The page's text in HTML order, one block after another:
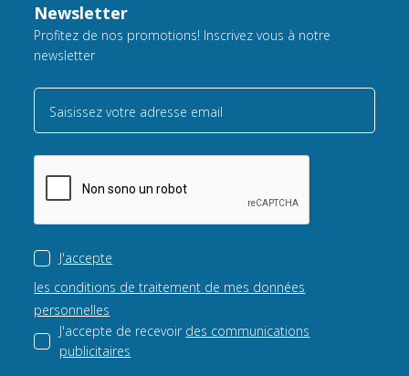
Newsletter
Profitez de nos promotions! Inscrivez vous à notre
newsletter
Saisissez votre adresse email
J'accepte
les conditions de traitement de mes données
personnelles
J'accepte de recevoir des communications
publicitaires